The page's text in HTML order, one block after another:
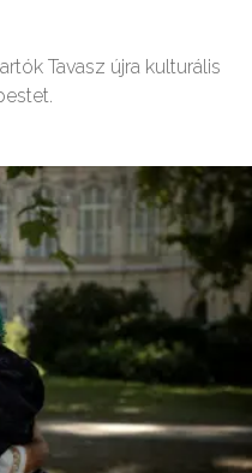
Tavasz újra kulturális